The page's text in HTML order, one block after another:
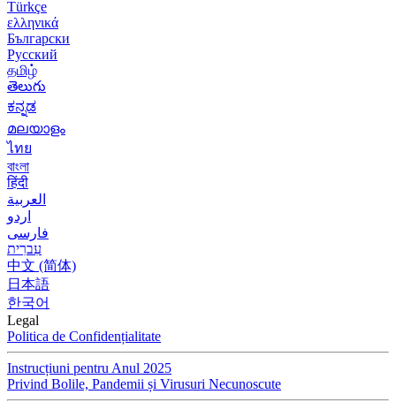
Türkçe
ελληνικά
Български
Русский
தமிழ்
తెలుగు
ಕನ್ನಡ
മലയാളം
ไทย
বাংলা
हिंदी
العربية
اردو
فارسی
עִברִית
中文 (简体)
日本語
한국어
Legal
Politica de Confidențialitate
Instrucțiuni pentru Anul 2025
Privind Bolile, Pandemii și Virusuri Necunoscute